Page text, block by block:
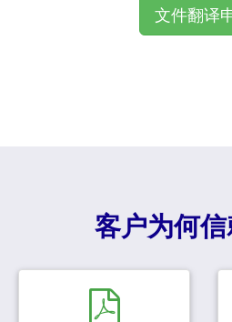
文件翻译
客户为何